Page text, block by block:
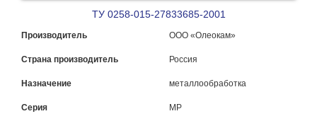
ТУ 0258-015-27833685-2001
Производитель ООО «Олеокам»
Страна производитель Россия
Назначение металлообработка
Серия МР